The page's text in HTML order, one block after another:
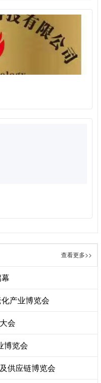
查看更多>>
产业博览会
会
博览会
供应链博览会